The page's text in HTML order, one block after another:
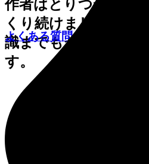
よくある質問
作者はとりつかれた
くり続けました。周
識までもが吸い込ま
す。